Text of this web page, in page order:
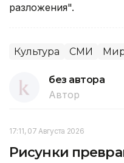
разложения".
Культура СМИ
без автора
Автор
17:11, 07 Августа 2026
Рисунки